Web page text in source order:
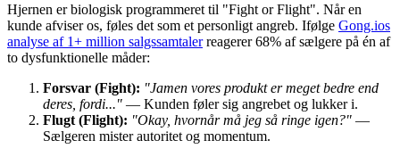
Hjernen er biologisk programmeret til "Fight or Flight". Når en
kunde afviser os, føles det som et personligt angreb. Ifølge Gong.ios
analyse af 1+ million salgssamtalerreagerer 68% af sælgere på én af
to dysfunktionelle måder:
Forsvar (Fight): "Jamen vores produkt er meget bedre end
deres, fordi..." — Kunden føler sig angrebet og lukker i.
Flugt (Flight): "Okay, hvornår må jeg så ringe igen?" —
Sælgeren mister autoritet og momentum.